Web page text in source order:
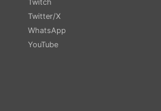
Twitch
Twitter/X
WhatsApp
YouTube